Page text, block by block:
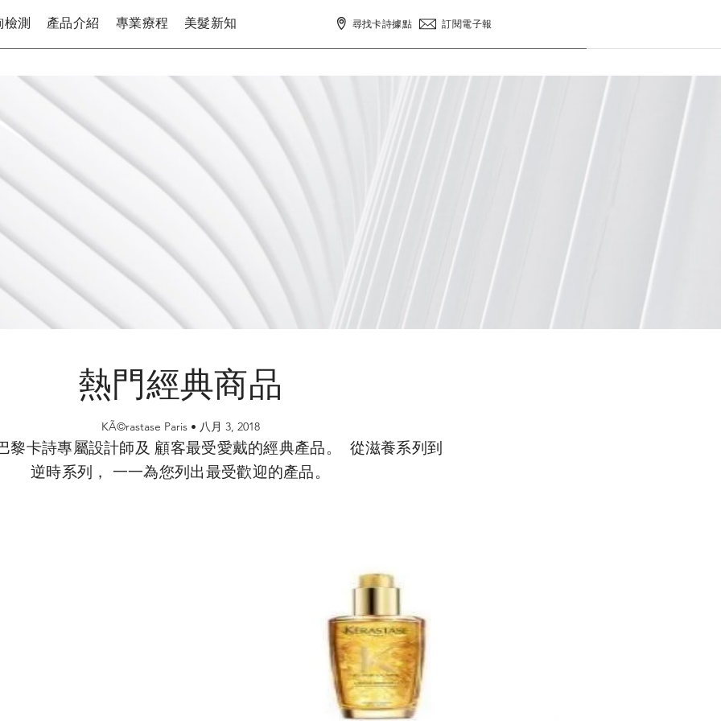
測 產品介紹 專業療程 美髮新知 尋找卡詩據點 訂閱電子報
熱門經典商品
KÃ©rastase Paris • 八月 3, 2018
黎卡詩專屬設計師及 顧客最受愛戴的經典產品。 從滋養系列到
逆時系列， 一一為您列出最受歡迎的產品。